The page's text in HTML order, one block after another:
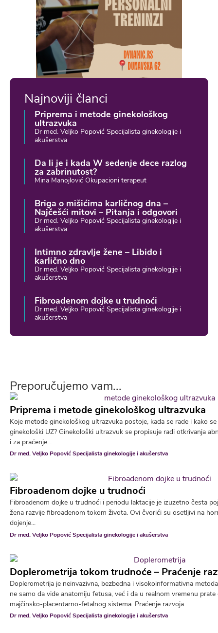
Najnoviji članci
Priprema i metode ginekološkog
ultrazvuka
Dr med. Veljko Popović Specijalista ginekologije i
akušerstva
Da li je i kada W sedenje dece razlog
za zabrinutost?
Mina Manojlović Okupacioni terapeut
Briga o mišićima karličnog dna –
Najčešći mitovi – Pitanja i odgovori
Dr med. Veljko Popović Specijalista ginekologije i
akušerstva
Intimno zdravlje žene – Libido i
karlično dno
Dr med. Veljko Popović Specijalista ginekologije i
akušerstva
Fibroadenom dojke u trudnoći
Dr med. Veljko Popović Specijalista ginekologije i
akušerstva
Preporučujemo vam...
Priprema i metode ginekološkog ultrazvuka
Koje metode ginekološkog ultrazvuka postoje, kada se rade i kako
ginekološki UZ? Ginekološki ultrazvuk se propisuje radi otkrivanja
i za praćenje...
Dr med. Veljko Popović Specijalista ginekologije i akušerstva
Fibroadenom dojke u trudnoći
Fibroadenom dojke u trudnoći i periodu laktacije je izuzetno česta
žena razvije fibroadenom tokom života. Ovi čvorići su osetljivi na
dojenje...
Dr med. Veljko Popović Specijalista ginekologije i akušerstva
Doplerometrija tokom trudnoće – Praćenje
Doplerometrija je neinvazivna, bezbedna i visokoinformativna
ne samo da vide anatomiju fetusa, već i da u realnom vremenu
majčinsko-placentarno-fetalnog sistema. Praćenje razvoja...
Dr med. Veljko Popović Specijalista ginekologije i akušerstva